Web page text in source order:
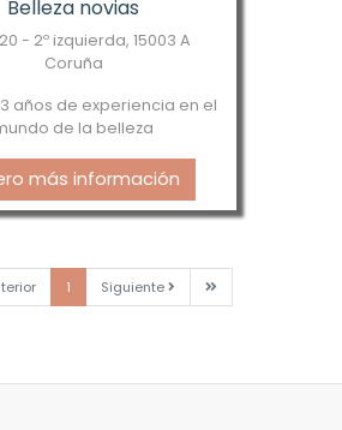
Belleza novias
- 2º izquierda, 15003 A
Coruña
años de experiencia en el
de la belleza
más información
Anterior
1 Siguiente SiguienteÚltima